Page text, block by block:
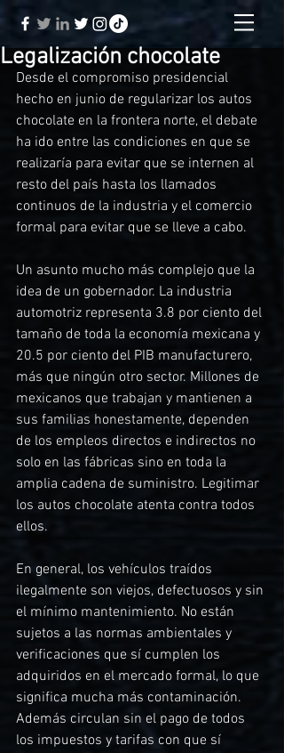
Legalización chocolate
Desde el compromiso presidencial
hecho en junio de regularizar los autos
chocolate en la frontera norte, el debate
ha ido entre las condiciones en que se
realizaría para evitar que se internen al
resto del país hasta los llamados
continuos de la industria y el comercio
formal para evitar que se lleve a cabo.
Un asunto mucho más complejo que la
idea de un gobernador. La industria
automotriz representa 3.8 por ciento del
tamaño de toda la economía mexicana y
20.5 por ciento del PIB manufacturero,
más que ningún otro sector. Millones de
mexicanos que trabajan y mantienen a
sus familias honestamente, dependen
de los empleos directos e indirectos no
solo en las fábricas sino en toda la
amplia cadena de suministro. Legitimar
los autos chocolate atenta contra todos
ellos.
En general, los vehículos traídos
ilegalmente son viejos, defectuosos y sin
el mínimo mantenimiento. No están
sujetos a las normas ambientales y
verificaciones que sí cumplen los
adquiridos en el mercado formal, lo que
significa mucha más contaminación.
Además circulan sin el pago de todos
los impuestos y tarifas con que sí